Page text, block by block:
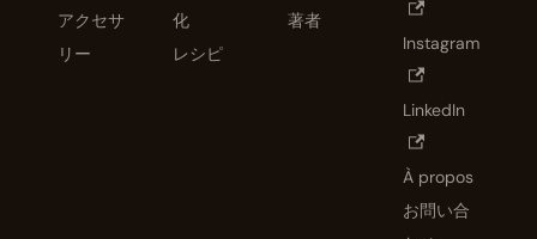
アクセサ
リー
化
レシピ
著者
Instagram
LinkedIn
À propos
お問い合